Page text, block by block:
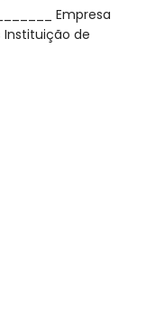
Empresa
Instituição de